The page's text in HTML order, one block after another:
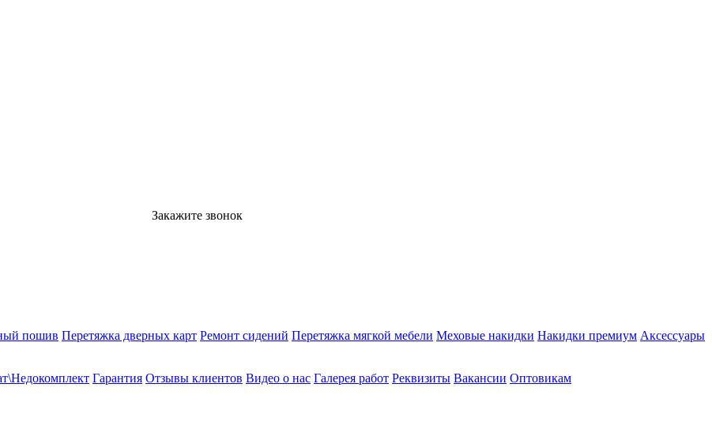
Закажите звонок
пошив Перетяжка дверных карт Ремонт сидений Перетяжка мягкой мебели Меховые накидки Накидки премиум Аксессуары
Гарантия Отзывы клиентов Видео о нас Галерея работ Реквизиты Вакансии Оптовикам